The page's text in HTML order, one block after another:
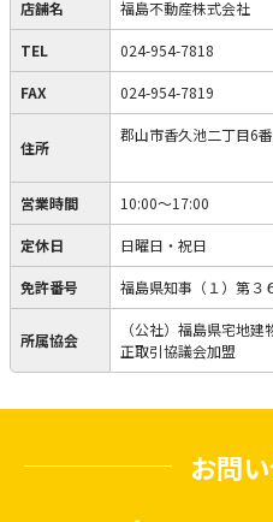
店舗名 福島不動産株式会社
TEL 024-954-7818
FAX 024-954-7819
住所
郡山市香久池二丁目6
営業時間 10:00〜17:00
定休日 日曜日・祝日
免許番号 福島県知事（１）第３
所属協会
（公社）福島県宅地
正取引協議会加盟
お問